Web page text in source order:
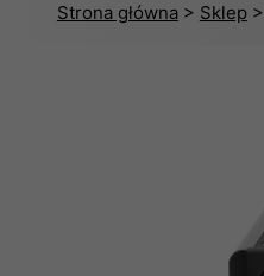
Strona główna> Sklep>